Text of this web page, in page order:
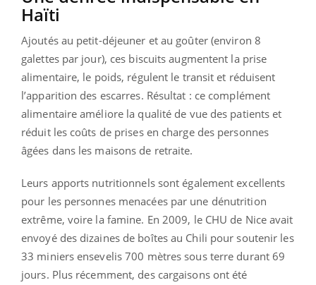
Haïti
Ajoutés au petit-déjeuner et au goûter (environ 8
galettes par jour), ces biscuits augmentent la prise
alimentaire, le poids, régulent le transit et réduisent
l’apparition des escarres. Résultat : ce complément
alimentaire améliore la qualité de vue des patients et
réduit les coûts de prises en charge des personnes
âgées dans les maisons de retraite.
Leurs apports nutritionnels sont également excellents
pour les personnes menacées par une dénutrition
extrême, voire la famine. En 2009, le CHU de Nice avait
envoyé des dizaines de boîtes au Chili pour soutenir les
33 miniers ensevelis 700 mètres sous terre durant 69
jours. Plus récemment, des cargaisons ont été